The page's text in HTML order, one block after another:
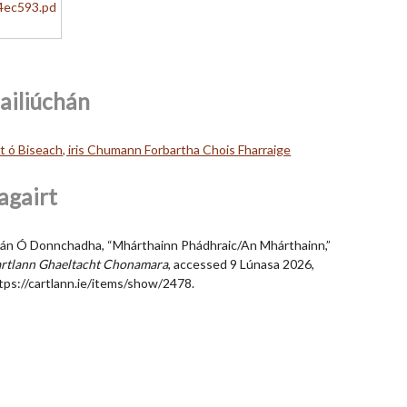
ó Biseach, iris Chumann Forbartha Chois Fharraige
Ó Donnchadha, “Mhárthainn Phádhraic/An Mhárthainn,”
Ghaeltacht Chonamara, accessed 9 Lúnasa 2026,
cartlann.ie/items/show/2478.